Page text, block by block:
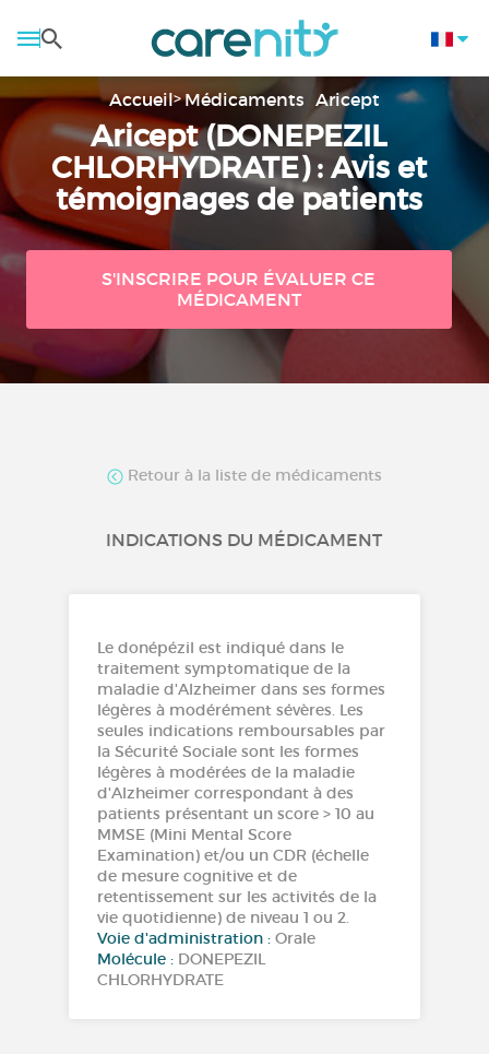
Accueil Médicaments Aricept
Aricept (DONEPEZIL
CHLORHYDRATE) : Avis et
témoignages de patients
S'INSCRIRE POUR ÉVALUER CE
MÉDICAMENT
Retour à la liste de médicaments
INDICATIONS DU MÉDICAMENT
Le donépézil est indiqué dans le
traitement symptomatique de la
maladie d'Alzheimer dans ses formes
légères à modérément sévères. Les
seules indications remboursables par
la Sécurité Sociale sont les formes
légères à modérées de la maladie
d'Alzheimer correspondant à des
patients présentant un score > 10 au
MMSE (Mini Mental Score
Examination) et/ou un CDR (échelle
de mesure cognitive et de
retentissement sur les activités de la
vie quotidienne) de niveau 1 ou 2.
Voie d'administration :Orale
Molécule :DONEPEZIL
CHLORHYDRATE